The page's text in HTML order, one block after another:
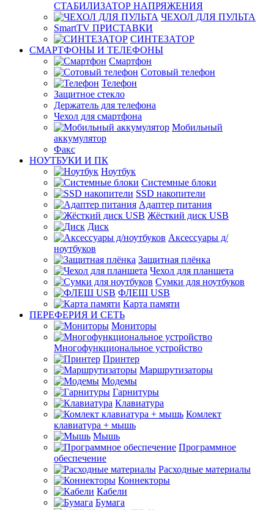
СТАБИЛИЗАТОР НАПРЯЖЕНИЯ
ЧЕХОЛ ДЛЯ ПУЛЬТА
SmartTV ПРИСТАВКИ
СИНТЕЗАТОР
СМАРТФОНЫ И ТЕЛЕФОНЫ
Смартфон
Сотовый телефон
Телефон
Защитное стекло
Держатель для телефона
Чехол для смартфона
Мобильный
аккумулятор
Факс
НОУТБУКИ И ПК
Ноутбук
Системные блоки
SSD накопители
Адаптер питания
Жёсткий диск USB
Диск
Аксессуары д/
ноутбуков
Защитная плёнка
Чехол для планшета
Сумки для ноутбуков
ФЛЕШ USB
Карта памяти
ПЕРЕФЕРИЯ И СЕТЬ
Мониторы
Многофункциональное устройство
Принтер
Маршрутизаторы
Модемы
Гарнитуры
Клавиатура
Комлект
клавиатура + мышь
Мышь
Программное
обеспечение
Расходные материалы
Коннекторы
Кабели
Бумага